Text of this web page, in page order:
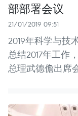
部部署会议
21/01/2019 09:51
2019年科学与技
总结2017年工作
总理武德儋出席